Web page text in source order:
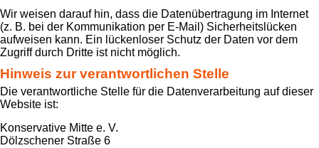
Wir weisen darauf hin, dass die Datenübertragung im Internet
(z. B. bei der Kommunikation per E-Mail) Sicherheitslücken
aufweisen kann. Ein lückenloser Schutz der Daten vor dem
Zugriff durch Dritte ist nicht möglich.
Hinweis zur verantwortlichen Stelle
Die verantwortliche Stelle für die Datenverarbeitung auf dieser
Website ist:
Konservative Mitte e. V.
Dölzschener Straße 6